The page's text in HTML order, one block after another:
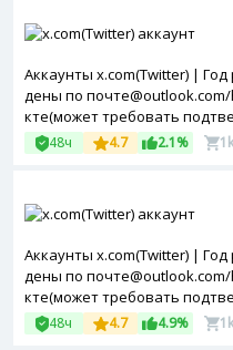
Аккаунты x.com(Twitter) |
дены по
кте(может требовать
ль частично заполнен.
а. Token в комплекте.
48ч 4.7 2.1%
Аккаунты x.com(Twitter) |
дены по
кте(может требовать
ль частично заполнен.
а. Token в комплекте.
48ч 4.7 4.9%